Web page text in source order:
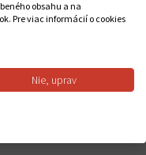
obsahu a na
Pre viac informácií o cookies
Nie, uprav